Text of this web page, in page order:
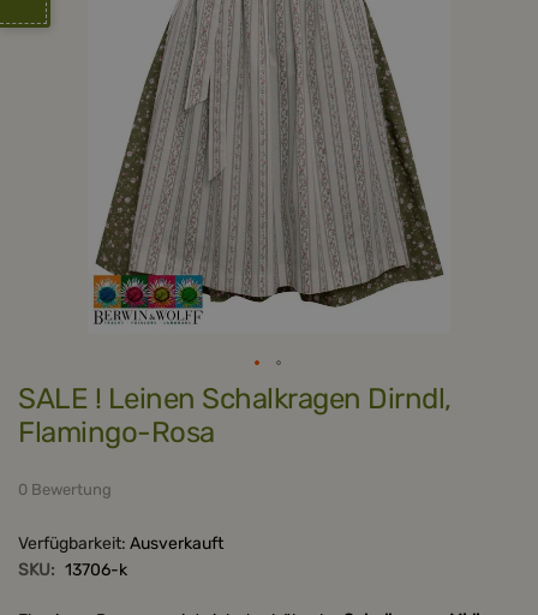
Zum
Anfang
der
Bildergalerie
SALE ! Leinen Schalkragen Dirndl,
Flamingo-Rosa
0 Bewertung
Verfügbarkeit: Ausverkauft
SKU: 13706-k